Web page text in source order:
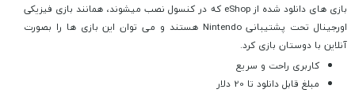
بازی های دانلود شده از eShop که در کنسول نصب میشوند، همانند بازی فیزیکی
اورجینال تحت پشتیبانی Nintendo هستند و می توان این بازی ها را بصورت
آنلاین با دوستان بازی کرد.
کاربری راحت و سریع
مبلغ قابل دانلود تا 20 دلار